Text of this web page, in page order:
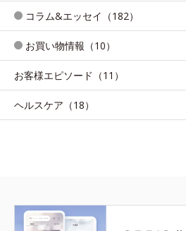
コラム&エッセイ（182）
お買い物情報（10）
お客様エピソード（11）
ヘルスケア（18）